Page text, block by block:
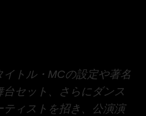
トル・MCの設定や著名
セット、さらにダンス
ィストを招き、公演演